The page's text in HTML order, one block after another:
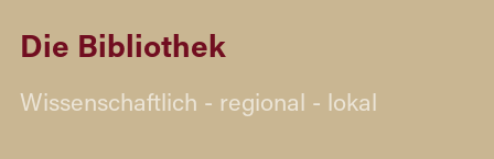
Die Bibliothek
Wissenschaftlich - regional - lokal